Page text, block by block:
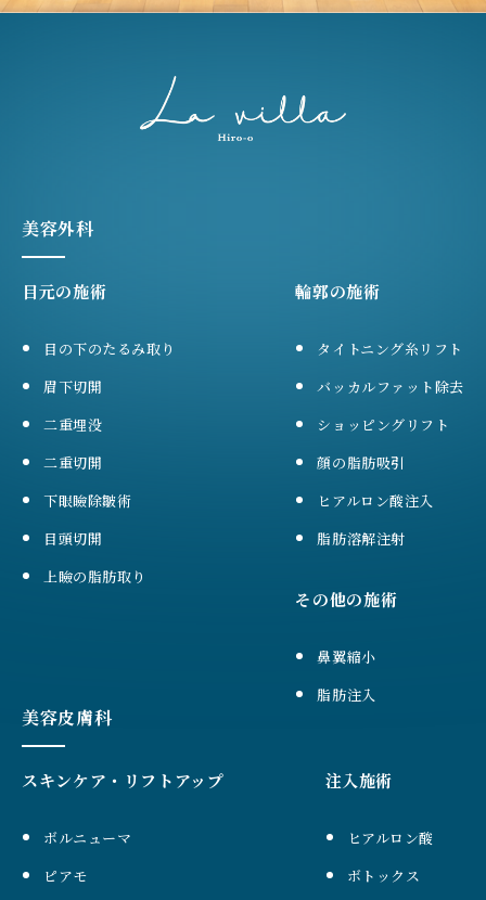
美容外科
目元の施術
目の下のたるみ取り
眉下切開
二重埋没
二重切開
下眼瞼除皺術
目頭切開
上瞼の脂肪取り
輪郭の施術
タイトニング糸リフト
バッカルファット除去
ショッピングリフト
顔の脂肪吸引
ヒアルロン酸注入
脂肪溶解注射
その他の施術
鼻翼縮小
脂肪注入
美容皮膚科
スキンケア・リフトアップ
ボルニューマ
ピアモ
注入施術
ヒアルロン酸
ボトックス